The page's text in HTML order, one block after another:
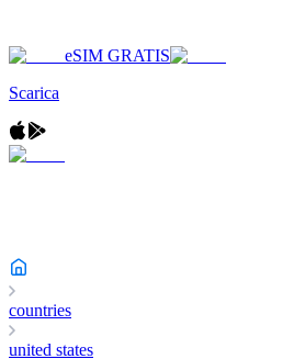
eSIM GRATIS
Scarica
countries
united states